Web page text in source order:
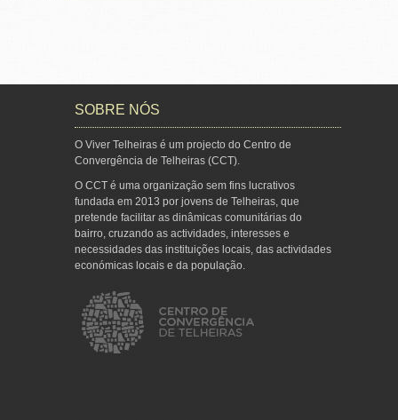
SOBRE NÓS
O Viver Telheiras é um projecto do Centro de
Convergência de Telheiras (CCT).
O CCT é uma organização sem fins lucrativos
fundada em 2013 por jovens de Telheiras, que
pretende facilitar as dinâmicas comunitárias do
bairro, cruzando as actividades, interesses e
necessidades das instituições locais, das actividades
económicas locais e da população.